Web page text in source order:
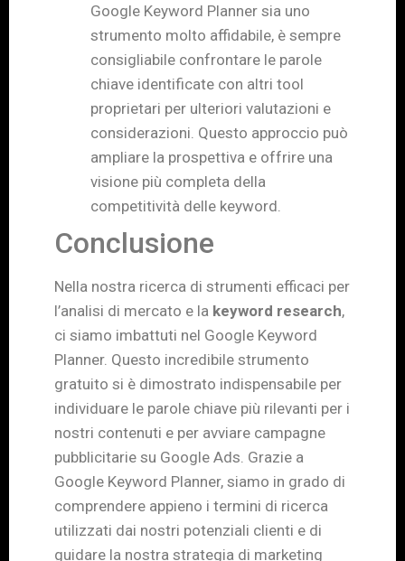
Google Keyword Planner sia uno
strumento molto affidabile, è sempre
consigliabile confrontare le parole
chiave identificate con altri tool
proprietari per ulteriori valutazioni e
considerazioni. Questo approccio può
ampliare la prospettiva e offrire una
visione più completa della
competitività delle keyword.
Conclusione
Nella nostra ricerca di strumenti efficaci per
l’analisi di mercato e la keyword research,
ci siamo imbattuti nel Google Keyword
Planner. Questo incredibile strumento
gratuito si è dimostrato indispensabile per
individuare le parole chiave più rilevanti per i
nostri contenuti e per avviare campagne
pubblicitarie su Google Ads. Grazie a
Google Keyword Planner, siamo in grado di
comprendere appieno i termini di ricerca
utilizzati dai nostri potenziali clienti e di
guidare la nostra strategia di marketing